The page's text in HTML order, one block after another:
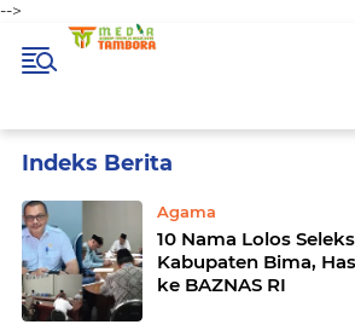
-->
Agama
10 Nama Lolos
Kabupaten Bima,
ke BAZNAS RI